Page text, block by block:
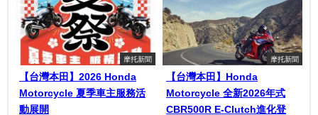
摩托新聞
【台灣本田】2026 Honda
Motorcycle 夏季車主服務活
動展開
摩托新聞
【台灣本田】Honda
Motorcycle 全新2026年式
CBR500R E-Clutch進化登